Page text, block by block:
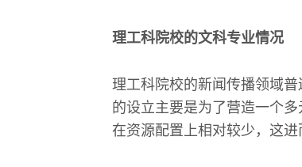
理工科院校的文科专业情况
理工科院校的新闻传播领域
的设立主要是为了营造一个
在资源配置上相对较少，这进